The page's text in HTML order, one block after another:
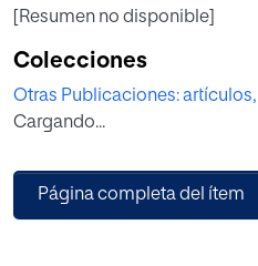
[Resumen no disponible]
Colecciones
Otras Publicaciones: artículos,
Cargando...
Página completa del ítem